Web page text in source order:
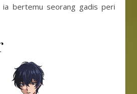
ia bertemu seorang gadis peri